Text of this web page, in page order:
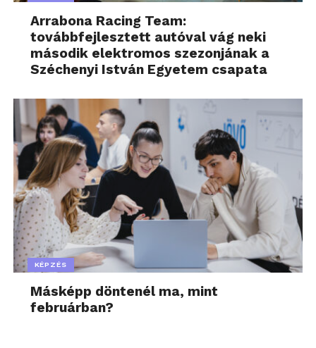
Arrabona Racing Team:
továbbfejlesztett autóval vág neki
második elektromos szezonjának a
Széchenyi István Egyetem csapata
KÉPZÉS
Másképp döntenél ma, mint
februárban?